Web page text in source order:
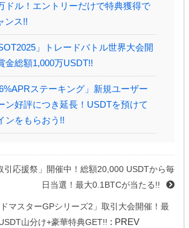
ドル！エントリーだけで特典獲得で
ンス!!
」トレードバトル世界大会開
金総額1,000万USDT!!
ステーキング」新規ユーザー
ン好評につき延長！USDTを預けて
ンをもらおう!!
引応援祭」開催中！総額20,000 USDTから毎
日当選！最大0.1BTCが当たる!!
マスターGPシリーズ2」取引大会開催！最
山分け+豪華特典GET!! : PREV